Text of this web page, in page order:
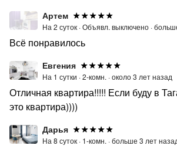
Артем
На 2 суток ·Объявл. выключено ·
Всё понравилось
Евгения
На 1 сутки ·2-комн. ·около 3 лет назад
Отличная квартира!!!!! Если буду в
это квартира))))
Дарья
На 8 суток · 1-комн. ·больше 3 лет